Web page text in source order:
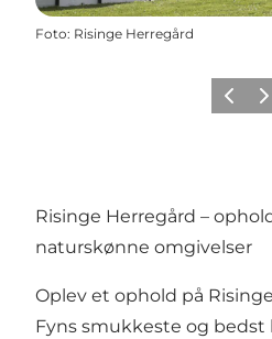
Foto: Risinge Herregård
Forrige
Risinge Herregård –
naturskønne omgivelser
Oplev et ophold på
Fyns smukkeste og bedst